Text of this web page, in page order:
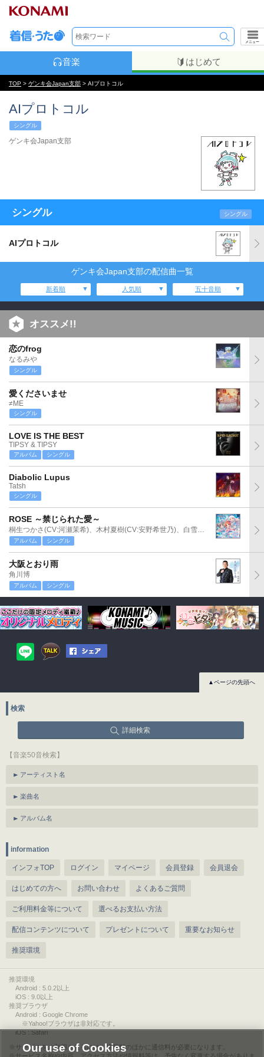
メニュー
音楽 はじめて
TOP > ゲンキ会Japan支部 > AIプロトコル
AIプロトコル
シングル
ゲンキ会Japan支部
シングル シングル
AIプロトコル
ゲンキ会Japan支部の配信曲一覧
新着順 人気順 五十音順
オススメ!!
恋のfrog
なるみや
シングル
愛くださいませ
≠ME
シングル
LOVE IS THE BEST
TIPSY & TIPSY
アルバム シングル
Diabolic Lupus
Tatsh
シングル
ROSE ～禁じられた愛～
桐生つかさ(CV:河瀬茉希)、木村夏樹(CV:安野希世乃)、白雪千夜(CV:関口理咲)
アルバム シングル
大阪とおり雨
角川博
アルバム シングル
▲ページの先頭へ
検索
詳細検索
【音楽50音検索】
アーティスト名
楽曲名
アルバム名
information
インフォTOP ログイン マイページ 会員登録 会員退会
はじめての方へ お問い合わせ よくあるご質問
ご利用料金等について 選べるお支払い方法
配信コンテンツについて プレゼントについて 重要なお知らせ
推奨環境
推奨環境
Android : 5.0.2以上
iOS : 9.0以上
推奨ブラウザ
Android : Google Chrome
※Yahoo!ブラウザは非対応です。
iOS : Safari
サービスをご利用されるには、情報料のほかに通信料が必要になります。
Our use of Cookies